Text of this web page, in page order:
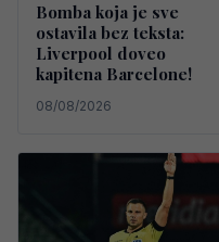
Bomba koja je sve
ostavila bez teksta:
Liverpool doveo
kapitena Barcelone!
08/08/2026